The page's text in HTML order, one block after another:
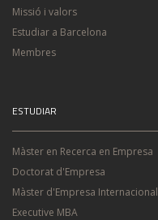
Missió i valors
Estudiar a Barcelona
Membres
ESTUDIAR
Màster en Recerca en Empresa
Doctorat d'Empresa
Màster d'Empresa Internacional
Executive MBA